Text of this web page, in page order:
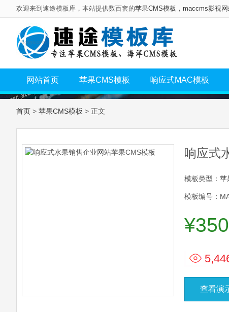
欢迎来到速途模板库，本站提供数百套的苹果CMS模板 ， maccms影视网
网站首页 苹果CMS模板 响应式MAC模板
首页 > 苹果CMS模板 > 正文
响应式
模板类型： 苹
模板编号：
¥350
查看演